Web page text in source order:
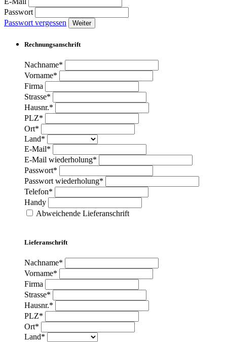
Passwort
Passwort vergessen
Weiter
Rechnungsanschrift
Nachname*
Vorname*
Firma
Strasse*
Hausnr.*
PLZ*
Ort*
Land*
E-Mail*
E-Mail wiederholung*
Passwort*
Passwort wiederholung*
Telefon*
Handy
Abweichende Lieferanschrift
Lieferanschrift
Nachname*
Vorname*
Firma
Strasse*
Hausnr.*
PLZ*
Ort*
Land*